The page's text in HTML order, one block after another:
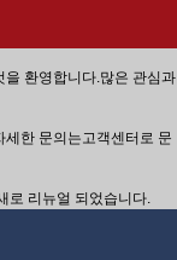
을 환영합니다.많은 관심과
세한 문의는고객센터로 문
로 리뉴얼 되었습니다.